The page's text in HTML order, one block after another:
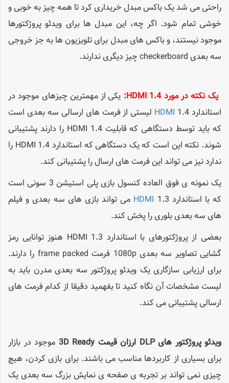
راحتی می شد یک باکس مبدل خریداری کرد تا همه چیز به خوبی و
خوشی تمام شود. اگر چه، این مبدل ها برای ویدئو پروژکتورها
موجود نیستند، و باکس های مبدل برای تلویزیون ها به جز خروجی
سه بعدی checkerboard چیز دیگری ندارند.
یک نکته در مورد HDMI 1.4:
یکی از مهمترین چیزهای موجود در
استاندارد
HDMI 1.4 لیستی از فرمت های ارسالی سه بعدی است
که باید توسط دستگاهی که قابلیت HDMI 1.4 را دارند پشتیبانی
شوند. نکته این است که یک دستگاهی که استاندارد HDMI 1.4 را
ندارد نیز می تواند این فرمت های ارسال را پشتیبانی کند.
یک نمونه ی فوق العاده کنسول بازی پلی استیشن 3 سونی است
که با استاندارد
HDMI 1.3 می تواند بازی های سه بعدی و فیلم
های سه بعدی بلوری را پخش کند.
بعضی از پروژکتورهای با استاندارد HDMI 1.3 هنوز توانایی رمز
گشایی تصاویر سه بعدی 1080p فرمت frame packed را دارند.
برای ارزیابی سازگاری یک ویدئو پروژکتور سه بعدی مدرن باید به
لیست مشخصات آن نگاه کنید تا بفهمید دقیقا از کدام فرمت های
ارسالی پشتیبانی می کند.
ویدئو پروژکتور هایDLP ارزان قیمت 3 D Ready موجود در بازار
برای بسیاری از کاربردها مناسب می باشند. برای بازی کردن، هیچ
چیزی نمی تواند بر تجربه ی صفحه ی نمایش بزرگ سه بعدی یک